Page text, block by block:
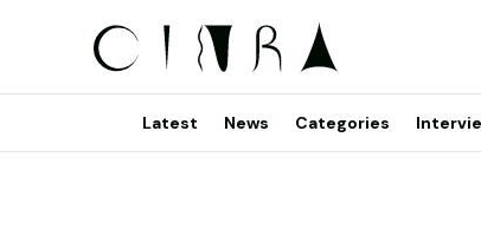
Latest News Categories